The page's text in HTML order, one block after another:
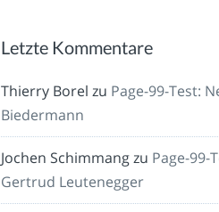
Letzte Kommentare
Thierry Borel zu Page-99-Test:
Biedermann
Jochen Schimmangzu Page-99-
Gertrud Leutenegger